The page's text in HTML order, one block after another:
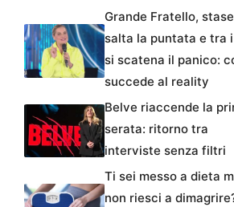
Grande Fratello,
salta la puntata e tra
si scatena il panico:
succede al reality
Belve riaccende la
serata: ritorno tra
interviste senza filtri
Ti sei messo a dieta
non riesci a